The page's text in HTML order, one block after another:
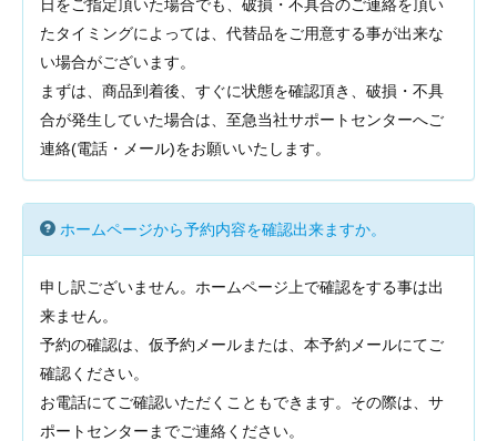
日をご指定頂いた場合でも、破損・不具合のご連絡を頂い
たタイミングによっては、代替品をご用意する事が出来な
い場合がございます。
まずは、商品到着後、すぐに状態を確認頂き、破損・不具
合が発生していた場合は、至急当社サポートセンターへご
連絡(電話・メール)をお願いいたします。
ホームページから予約内容を確認出来ますか。
申し訳ございません。ホームページ上で確認をする事は出
来ません。
予約の確認は、仮予約メールまたは、本予約メールにてご
確認ください。
お電話にてご確認いただくこともできます。その際は、サ
ポートセンターまでご連絡ください。